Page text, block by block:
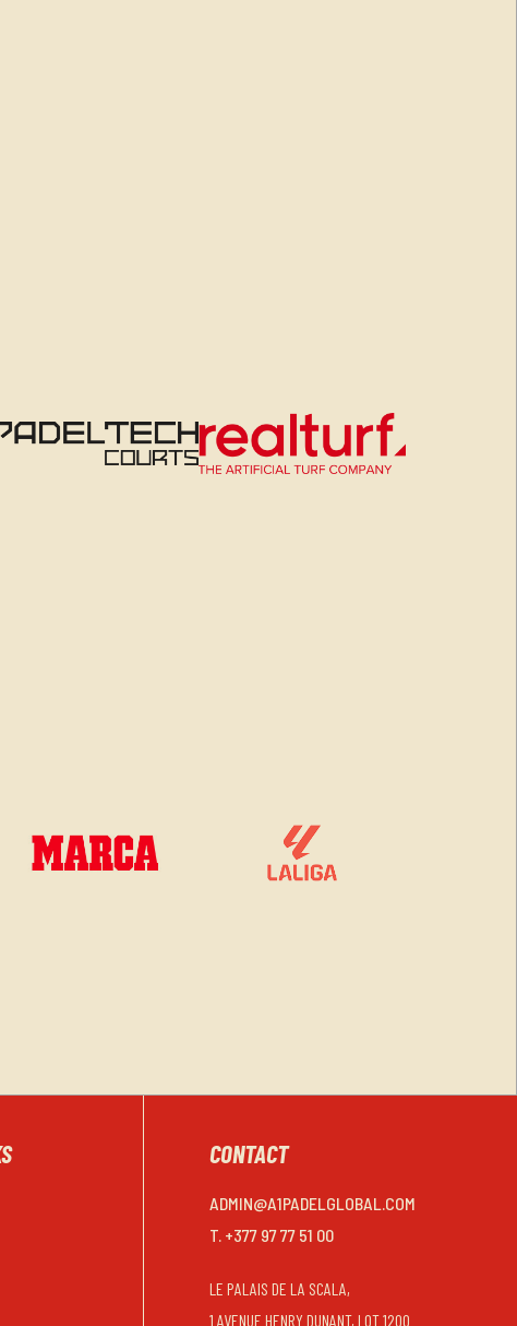
CONTACT
ADMIN@A1PADELGLOBAL.COM
T. +377 97 77 51 00
LE PALAIS DE LA SCALA,
1 AVENUE HENRY DUNANT, LOT 1200